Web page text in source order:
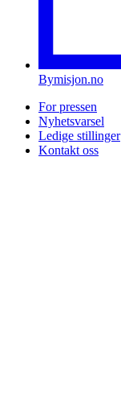
Bymisjon.no
For pressen
Nyhetsvarsel
Ledige stillinger
Kontakt oss